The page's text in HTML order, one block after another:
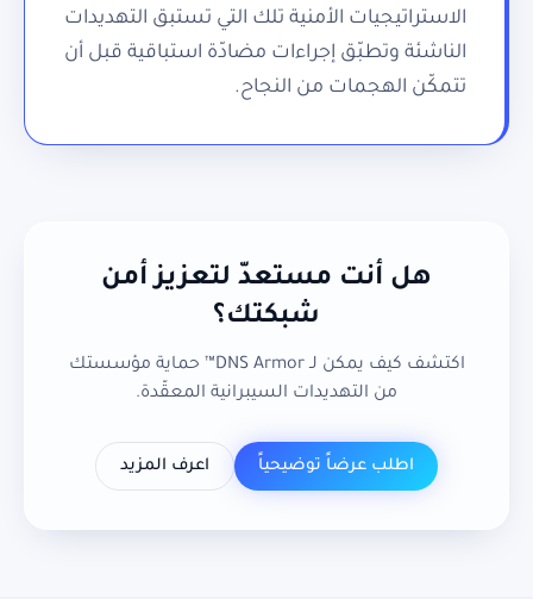
الاستراتيجيات الأمنية تلك التي تستبق التهديدات
الناشئة وتطبّق إجراءات مضادّة استباقية قبل أن
تتمكّن الهجمات من النجاح.
هل أنت مستعدّ لتعزيز أمن
شبكتك؟
اكتشف كيف يمكن لـ DNS Armor™ حماية مؤسستك
من التهديدات السيبرانية المعقّدة.
اطلب عرضاً توضيحياً اعرف المزيد